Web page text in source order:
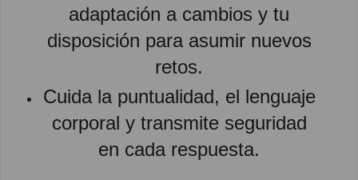
adaptación a cambios y tu
disposición para asumir nuevos
retos.
Cuida la puntualidad, el lenguaje
corporal y transmite seguridad
en cada respuesta.